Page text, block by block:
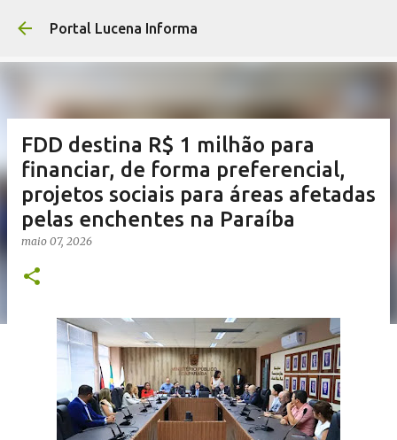
Portal Lucena Informa
FDD destina R$ 1 milhão para
financiar, de forma preferencial,
projetos sociais para áreas afetadas
pelas enchentes na Paraíba
maio 07, 2026